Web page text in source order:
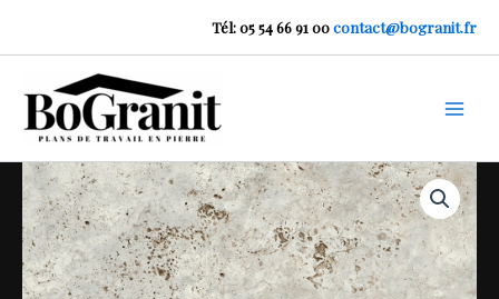
Tél: 05 54 66 91 00contact@bogranit.fr